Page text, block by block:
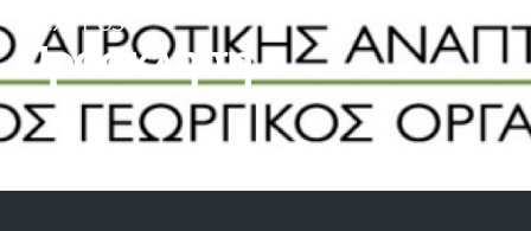
Next Post
Πρόσκληση...